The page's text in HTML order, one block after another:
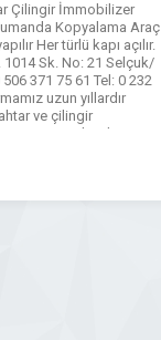
Çilingir İmmobilizer
Kopyalama Araç
Her türlü kapı açılır.
Sk. No: 21 Selçuk/
371 75 61 Tel: 0 232
uzun yıllardır
ve çilingir
vermektedir.